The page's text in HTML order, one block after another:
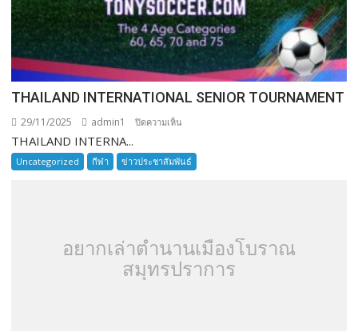
THAILAND INTERNATIONAL SENIOR TOURNAMENT
29/11/2025 admin1 ปิดความเห็น
INTERNATIONAL
SENIOR
THAILAND INTERNA...
Uncategorized กีฬา ข่าวประชาสัมพันธ์
อยากเล่าตำนานเมืองโบราณ
สมุทรปราการ